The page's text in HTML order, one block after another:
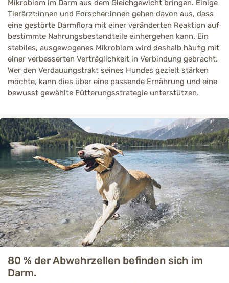
Mikrobiom im Darm aus dem Gleichgewicht bringen. Einige
Tierärzt:innen und Forscher:innen gehen davon aus, dass
eine gestörte Darmflora mit einer veränderten Reaktion auf
bestimmte Nahrungsbestandteile einhergehen kann. Ein
stabiles, ausgewogenes Mikrobiom wird deshalb häufig mit
einer verbesserten Verträglichkeit in Verbindung gebracht.
Wer den Verdauungstrakt seines Hundes gezielt stärken
möchte, kann dies über eine passende Ernährung und eine
bewusst gewählte Fütterungsstrategie unterstützen.
80 % der Abwehrzellen befinden sich im
Darm.